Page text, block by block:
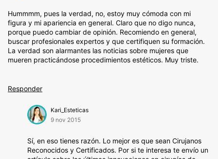
Hummmm, pues la verdad, no, estoy muy cómoda con mi
figura y mi apariencia en general. Claro que no digo nunca,
porque puedo cambiar de opinión. Recomiendo en general,
buscar profesionales expertos y que certifiquen su formación.
La verdad son alarmantes las noticias sobre mujeres que
mueren practicándose procedimientos estéticos. Muy triste.
Responder
Kari_Esteticas
9 nov 2015
Sí, en eso tienes razón. Lo mejor es que sean Cirujanos
Reconocidos y Certificados. Por si te interesa te envío un